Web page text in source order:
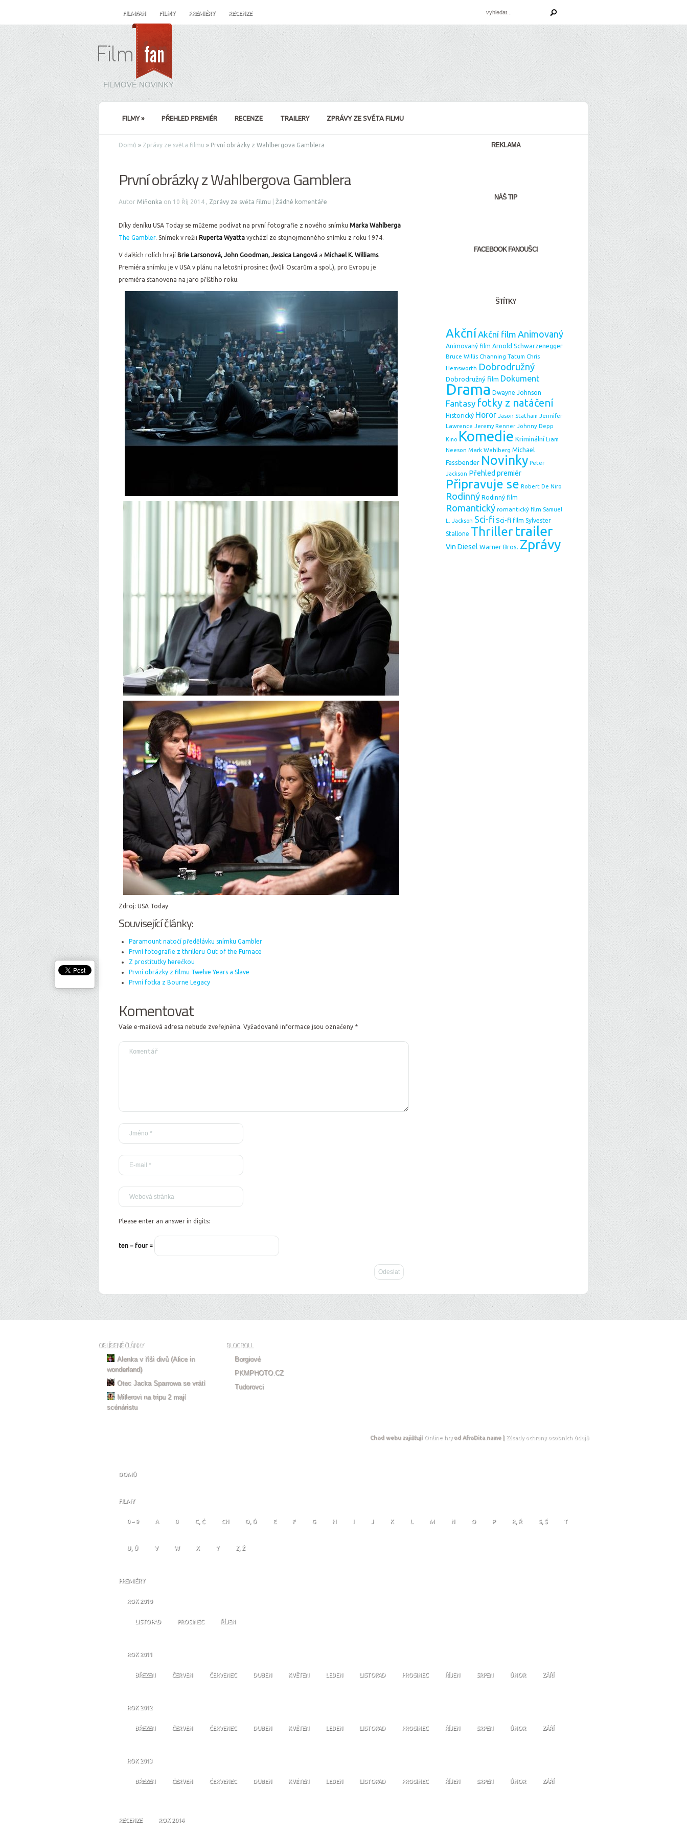
FILMFAN FILMY PREMIÉRY RECENZE
FILMOVÉ NOVINKY
FILMY» PŘEHLED PREMIÉR RECENZE TRAILERY ZPRÁVY ZE SVĚTA FILMU
Domů » Zprávy ze světa filmu » První obrázky z Wahlbergova Gamblera
První obrázky z Wahlbergova Gamblera
Autor Miňonka on 10 Říj 2014 , Zprávy ze světa filmu Žádné komentáře
Díky deníku USA Today se můžeme podívat na první fotografie z nového snímku Marka Wahlberga
The Gambler. Snímek v režii Ruperta Wyatta vychází ze stejnojmenného snímku z roku 1974.
V dalších rolích hrají Brie Larsonová, John Goodman, Jessica Langová a Michael K. Williams.
Premiéra snímku je v USA v plánu na letošní prosinec (kvůli Oscarům a spol.), pro Evropu je
premiéra stanovena na jaro příštího roku.
Zdroj: USA Today
Související články:
Paramount natočí předělávku snímku Gambler
První fotografie z thrilleru Out of the Furnace
Z prostitutky herečkou
První obrázky z filmu Twelve Years a Slave
První fotka z Bourne Legacy
Komentovat
Vaše e-mailová adresa nebude zveřejněna. Vyžadované informace jsou označeny *
Please enter an answer in digits:
ten − four =
REKLAMA
NÁŠ TIP
FACEBOOK FANOUŠCI
ŠTÍTKY
AkčníAkční film Animovaný
Animovaný film Arnold Schwarzenegger
Bruce Willis Channing Tatum Chris
Hemsworth Dobrodružný
Dobrodružný film Dokument
Drama Dwayne Johnson
Fantasy fotky z natáčení
Historický Horor Jason Statham Jennifer
Lawrence Jeremy Renner Johnny Depp
Kino Komedie Kriminální Liam
Neeson Mark Wahlberg Michael
Fassbender Novinky Peter
Jackson Přehled premiér
Připravuje se Robert De Niro
Rodinný Rodinný film
Romantický romantický film Samuel
L. Jackson Sci-fi Sci-fi film Sylvester
Stallone Thrillertrailer
Vin Diesel Warner Bros. Zprávy
OBLÍBENÉ ČLÁNKY
Alenka v říši divů (Alice in
wonderland)
Otec Jacka Sparrowa se vrátí
Millerovi na tripu 2 mají
scénáristu
BLOGROLL
Borgiové
PKMPHOTO.CZ
Tudorovci
Chod webu zajišťují Online hryod AfroDita.name | Zásady ochrany osobních údajů
DOMŮ
FILMY
0 – 9 A B C, Č CH D, Ď E F G H I J K L M N O P R, Ř S, Š T
U, Ú V W X Y Z, Ž
PREMIÉRY
ROK 2010
LISTOPAD PROSINEC ŘÍJEN
ROK 2011
BŘEZEN ČERVEN ČERVENEC DUBEN KVĚTEN LEDEN LISTOPAD PROSINEC ŘÍJEN SRPEN ÚNOR ZÁŘÍ
ROK 2012
BŘEZEN ČERVEN ČERVENEC DUBEN KVĚTEN LEDEN LISTOPAD PROSINEC ŘÍJEN SRPEN ÚNOR ZÁŘÍ
ROK 2013
BŘEZEN ČERVEN ČERVENEC DUBEN KVĚTEN LEDEN LISTOPAD PROSINEC ŘÍJEN SRPEN ÚNOR ZÁŘÍ
RECENZE ROK 2014